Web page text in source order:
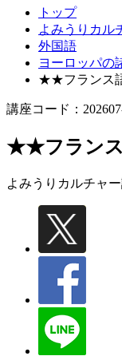
トップ
よみうりカル
外国語
ヨーロッパの
★★フランス
講座コード：
★★フランス
よみうりカルチャ